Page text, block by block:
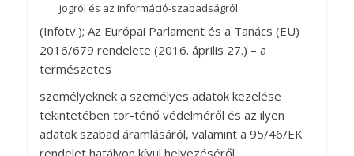
jogról és az információ-szabadságról
(Infotv.); Az Európai Parlament és a Tanács (EU)
2016/679 rendelete (2016. április 27.) – a
természetes
személyeknek a személyes adatok kezelése
tekintetében tör-ténő védelméről és az ilyen
adatok szabad áramlásáról, valamint a 95/46/EK